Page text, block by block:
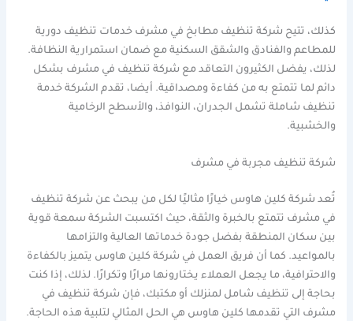
كذلك، تتيح شركة تنظيف مطابخ في مشرف خدمات تنظيف دورية
للمطاعم والفنادق والشقق السكنية مع ضمان استمرارية النظافة.
لذلك، يفضل الكثيرون التعاقد مع شركة تنظيف في مشرف بشكل
دائم لما تتمتع به من كفاءة ومصداقية. أيضا، تقدم الشركة خدمة
تنظيف شاملة تشمل الجدران، النوافذ، والأسطح الرخامية
والخشبية.
شركة تنظيف مجربة في مشرف
تُعد شركة كلين هاوس خيارًا مثاليًا لكل من يبحث عن شركة تنظيف
في مشرف تتمتع بالخبرة والثقة، حيث اكتسبت الشركة سمعة قوية
بين سكان المنطقة بفضل جودة خدماتها العالية والتزامها
بالمواعيد. كما أن فريق العمل في شركة كلين هاوس يتميز بالكفاءة
والاحترافية، ما يجعل العملاء يختارونها مرارًا وتكرارًا. لذلك، إذا كنت
بحاجة إلى تنظيف شامل لمنزلك أو مكتبك، فإن شركة تنظيف في
مشرف التي تقدمها كلين هاوس هي الحل المثالي لتلبية هذه الحاجة.